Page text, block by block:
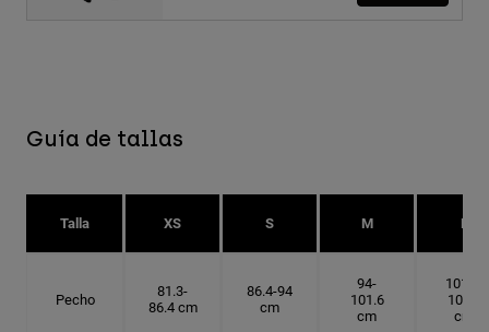
Guía de tallas
Talla XS S M L
Pecho
81.3-
86.4 cm
86.4-94
cm
94-
101.6
cm
101.6-
109.2
cm